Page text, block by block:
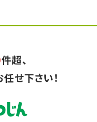
件超、
せ下さい！